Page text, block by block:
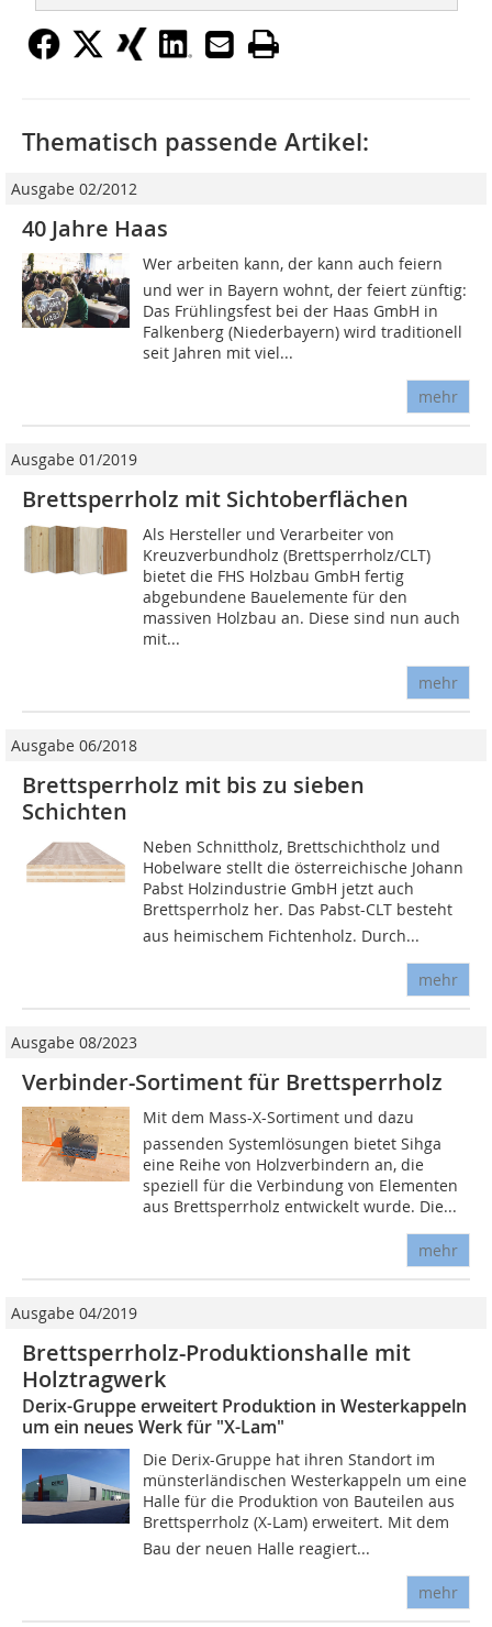
Thematisch passende Artikel:
Ausgabe 02/2012
40 Jahre Haas
Wer arbeiten kann, der kann auch feiern 
und wer in Bayern wohnt, der feiert zünftig:
Das Frühlingsfest bei der Haas GmbH in
Falkenberg (Niederbayern) wird traditionell
seit Jahren mit viel...
mehr
Ausgabe 01/2019
Brettsperrholz mit Sichtoberflächen
Als Hersteller und Verarbeiter von
Kreuzverbundholz (Brettsperrholz/CLT)
bietet die FHS Holzbau GmbH fertig
abgebundene Bauelemente für den
massiven Holzbau an. Diese sind nun auch
mit...
mehr
Ausgabe 06/2018
Brettsperrholz mit bis zu sieben
Schichten
Neben Schnittholz, Brettschichtholz und
Hobelware stellt die österreichische Johann
Pabst Holzindustrie GmbH jetzt auch
Brettsperrholz her. Das Pabst-CLT besteht
aus heimischem Fichtenholz. Durch...
mehr
Ausgabe 08/2023
Verbinder-Sortiment für Brettsperrholz
Mit dem Mass-X-Sortiment und dazu
passenden Systemlösungen bietet Sihga
eine Reihe von Holzverbindern an, die
speziell für die Verbindung von Elementen
aus Brettsperrholz entwickelt wurde. Die...
mehr
Ausgabe 04/2019
Brettsperrholz-Produktionshalle mit
Holztragwerk
Derix-Gruppe erweitert Produktion in Westerkappeln
um ein neues Werk für "X-Lam"
Die Derix-Gruppe hat ihren Standort im
münsterländischen Westerkappeln um eine
Halle für die Produktion von Bauteilen aus
Brettsperrholz (X-Lam) erweitert. Mit dem
Bau der neuen Halle reagiert...
mehr